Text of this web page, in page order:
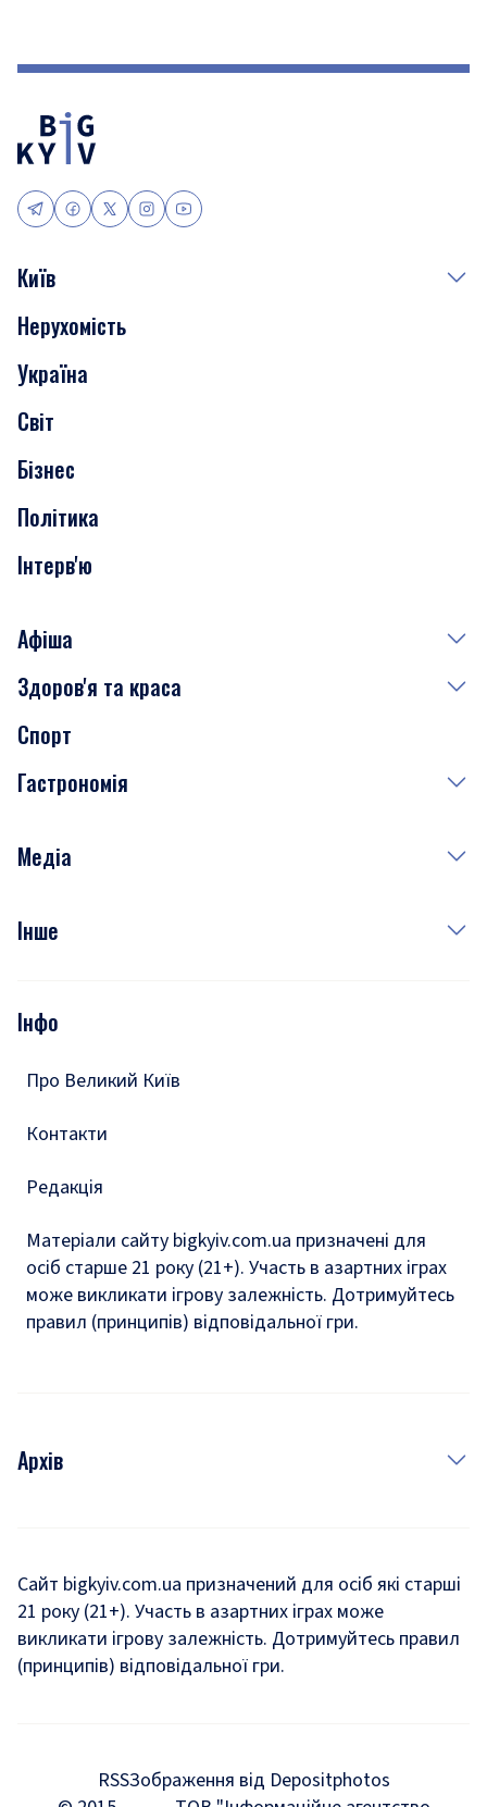
Київ
Події
Скандали
Нерухомість
Транспорт
Нерухомість
Україна
Світ
Бізнес
Політика
Інтерв'ю
Афіша
Сьогодні
Завтра
Субота
Здоров'я та краса
Медицина
Краса
Спорт
Гастрономія
Рецепти
Медіа
Фото
Подкасти
Інше
Тести
Інфо
Про Великий Київ
Контакти
Редакція
Матеріали сайту bigkyiv.com.ua призначені для
осіб старше 21 року (21+). Участь в азартних іграх
може викликати ігрову залежність. Дотримуйтесь
правил (принципів) відповідальної гри.
Архів
Комуналка
Хроніки війни
Мегаполіс
Сайт bigkyiv.com.ua призначений для осіб які старші
21 року (21+). Участь в азартних іграх може
викликати ігрову залежність. Дотримуйтесь правил
(принципів) відповідальної гри.
RSSЗображення від Depositphotos